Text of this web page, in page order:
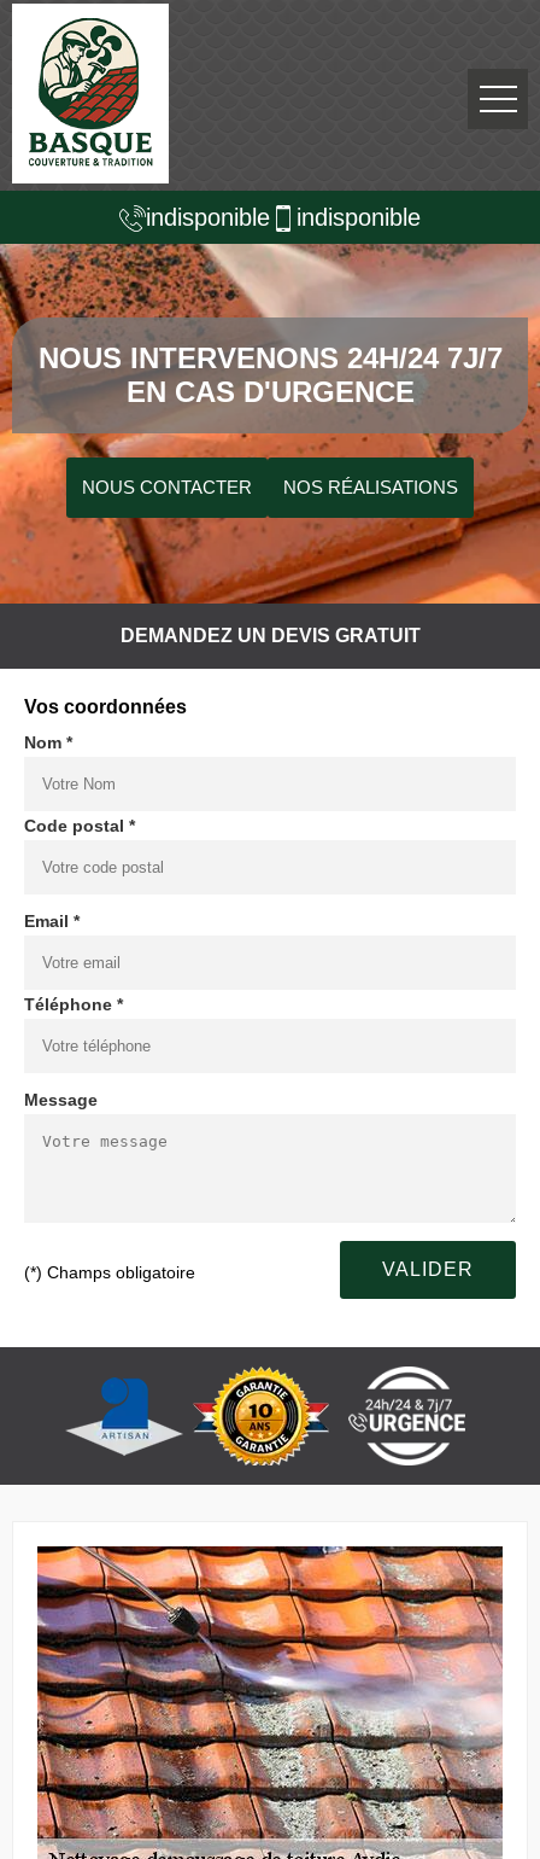
indisponible indisponible
NOUS INTERVENONS 24H/24 7J/7
EN CAS D'URGENCE
NOUS CONTACTER NOS RÉALISATIONS
DEMANDEZ UN DEVIS GRATUIT
Vos coordonnées
Nom *
Code postal *
Email *
Téléphone *
Message
(*) Champs obligatoire